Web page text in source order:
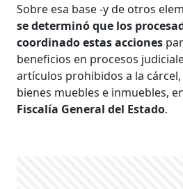
Sobre esa base -y de otros
se determinó que los
coordinado estas acciones
beneficios en procesos
artículos prohibidos a la
bienes muebles e inmuebles,
Fiscalía General del Estado.